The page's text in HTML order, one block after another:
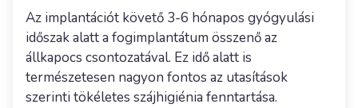
Az implantációt követő 3-6 hónapos gyógyulási
időszak alatt a fogimplantátum összenő az
állkapocs csontozatával. Ez idő alatt is
természetesen nagyon fontos az utasítások
szerinti tökéletes szájhigiénia fenntartása.